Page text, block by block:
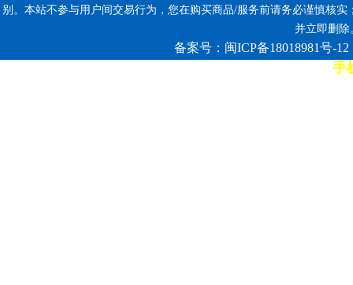
别。本站不参与用户间交易行为，您在购买商品/服务前请务必谨慎核
并立即删除
备案号：闽ICP备18018981号-12
7*12小时客服热线: 康师傅手